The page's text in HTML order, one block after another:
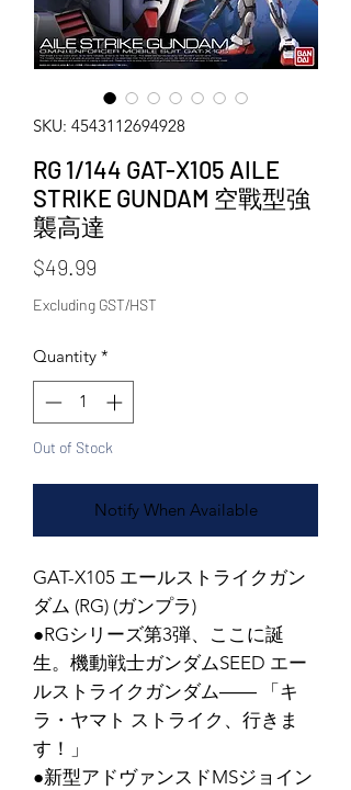
SKU: 4543112694928
RG 1/144 GAT-X105 AILE
STRIKE GUNDAM 空戰型強
襲高達
$49.99
Excluding GST/HST
Quantity *
Out of Stock
Notify When Available
GAT-X105 エールストライクガン
ダム (RG) (ガンプラ)
●RGシリーズ第3弾、ここに誕
生。機動戦士ガンダムSEED エー
ルストライクガンダム―― 「キ
ラ・ヤマト ストライク、行きま
す！」
●新型アドヴァンスドMSジョイン